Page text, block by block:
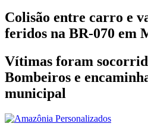
Colisão entre carro e
feridos na BR-070 em
Vítimas foram
Bombeiros e
municipal